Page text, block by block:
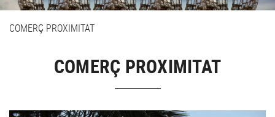
COMERÇ PROXIMITAT
COMERÇ PROXIMITAT